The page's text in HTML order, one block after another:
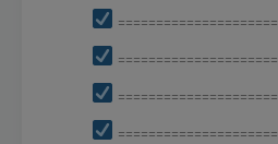
=====================
=====================
=====================
=====================